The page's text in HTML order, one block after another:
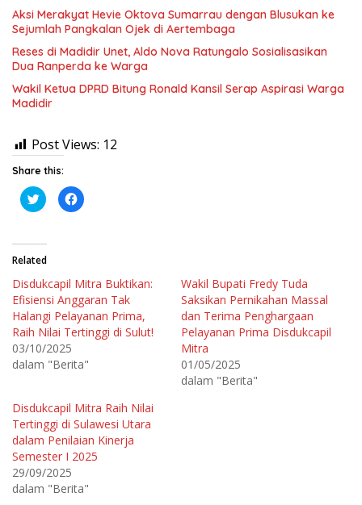
Aksi Merakyat Hevie Oktova Sumarrau dengan Blusukan ke
Sejumlah Pangkalan Ojek di Aertembaga
Reses di Madidir Unet, Aldo Nova Ratungalo Sosialisasikan
Dua Ranperda ke Warga
Wakil Ketua DPRD Bitung Ronald Kansil Serap Aspirasi Warga
Madidir
Post Views: 12
Share this:
K
l
n
u
b
r
b
a
g
p
a
d
i
t
t
e
r
(
M
e
m
b
K
l
m
m
b
a
g
a
n
a
c
e
b
o
o
M
e
Related
Disdukcapil Mitra Buktikan:
Efisiensi Anggaran Tak
Halangi Pelayanan Prima,
Raih Nilai Tertinggi di Sulut!
03/10/2025
dalam "Berita"
Wakil Bupati Fredy Tuda
Saksikan Pernikahan Massal
dan Terima Penghargaan
Pelayanan Prima Disdukcapil
Mitra
01/05/2025
dalam "Berita"
Disdukcapil Mitra Raih Nilai
Tertinggi di Sulawesi Utara
dalam Penilaian Kinerja
Semester I 2025
29/09/2025
dalam "Berita"